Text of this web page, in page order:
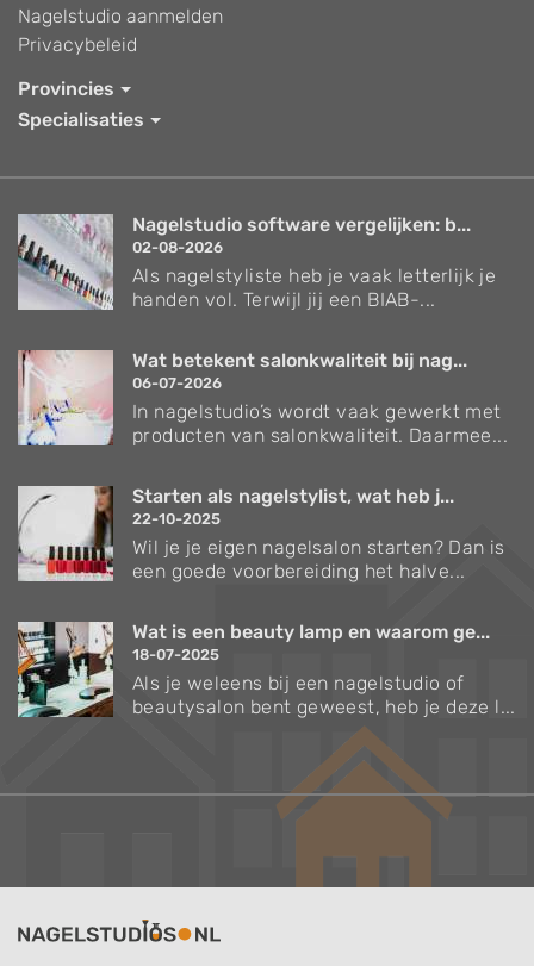
Nagelstudio aanmelden
Privacybeleid
Provincies
Specialisaties
Nagelstudio software vergelijken: b...
02-08-2026
Als nagelstyliste heb je vaak letterlijk je
handen vol. Terwijl jij een BIAB-...
Wat betekent salonkwaliteit bij nag...
06-07-2026
In nagelstudio’s wordt vaak gewerkt met
producten van salonkwaliteit. Daarmee...
Starten als nagelstylist, wat heb j...
22-10-2025
Wil je je eigen nagelsalon starten? Dan is
een goede voorbereiding het halve...
Wat is een beauty lamp en waarom ge...
18-07-2025
Als je weleens bij een nagelstudio of
beautysalon bent geweest, heb je deze l...